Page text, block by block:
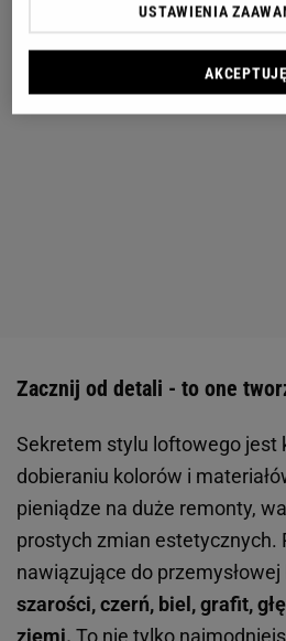
Zacznij od detali - to one
Sekretem stylu loftowego jest
dobieraniu kolorów i
pieniądze na duże remonty,
prostych zmian estetycznych.
nawiązujące do
szarości, czerń, biel, grafit,
USTAWIENIA
AKCEPTUJĘ